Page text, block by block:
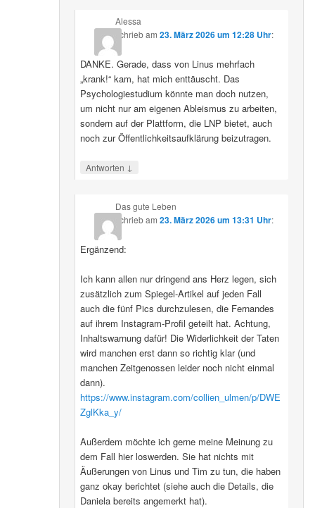
Alessa
schriebam 23. März 2026 um 12:28 Uhr:
DANKE. Gerade, dass von Linus mehrfach
„krank!“ kam, hat mich enttäuscht. Das
Psychologiestudium könnte man doch nutzen,
um nicht nur am eigenen Ableismus zu arbeiten,
sondern auf der Plattform, die LNP bietet, auch
noch zur Öffentlichkeitsaufklärung beizutragen.
Antworten ↓
Das gute Leben
schriebam 23. März 2026 um 13:31 Uhr:
Ergänzend:
Ich kann allen nur dringend ans Herz legen, sich
zusätzlich zum Spiegel-Artikel auf jeden Fall
auch die fünf Pics durchzulesen, die Fernandes
auf ihrem Instagram-Profil geteilt hat. Achtung,
Inhaltswarnung dafür! Die Widerlichkeit der Taten
wird manchen erst dann so richtig klar (und
manchen Zeitgenossen leider noch nicht einmal
dann).
https://www.instagram.com/collien_ulmen/p/DWE
ZglKka_y/
Außerdem möchte ich gerne meine Meinung zu
dem Fall hier loswerden. Sie hat nichts mit
Äußerungen von Linus und Tim zu tun, die haben
ganz okay berichtet (siehe auch die Details, die
Daniela bereits angemerkt hat).